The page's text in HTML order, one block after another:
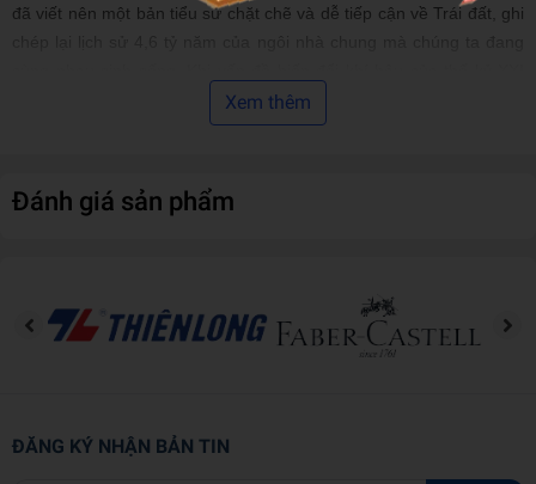
đã viết nên một bản tiểu sử chặt chẽ và dễ tiếp cận về Trái đất, ghi
được đặt trong bối cảnh đáng lo ngại thì
là một cái nhìn cần thiết để hiểu về nơi
cùng, chúng ta sẽ chỉ bảo tồn những gì mình yêu, chỉ yêu những gì
mình hiểu và chỉ hiểu những gì mình được dạy.”
Xem thêm
Đánh giá sản phẩm
ĐĂNG KÝ NHẬN BẢN TIN